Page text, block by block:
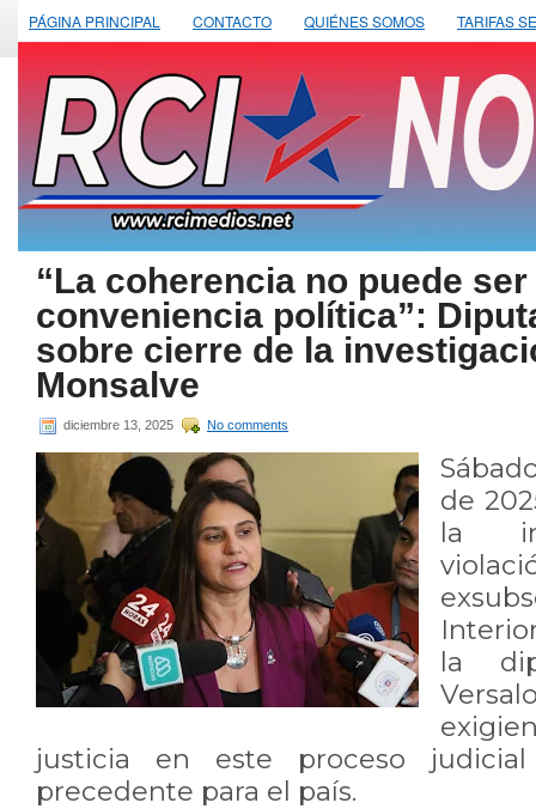
PÁGINA PRINCIPAL CONTACTO QUIÉNES SOMOS TARIFAS
“La coherencia no puede
conveniencia política”:
sobre cierre de la
Monsalve
diciembre 13, 2025 No comments
de
la
la
justicia en este proceso
precedente para el país.